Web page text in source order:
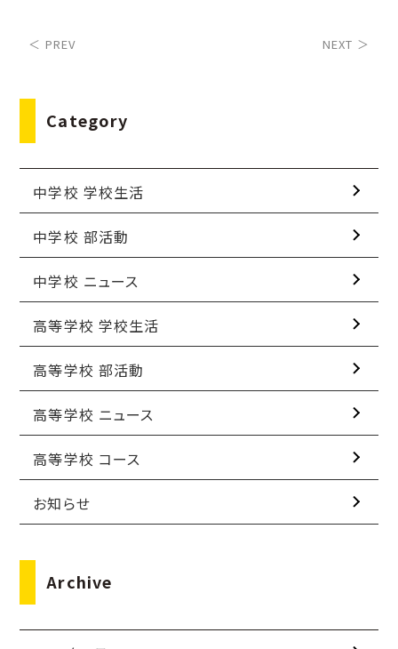
＜ PREV NEXT ＞
Category
中学校 学校生活
中学校 部活動
中学校 ニュース
高等学校 学校生活
高等学校 部活動
高等学校 ニュース
高等学校 コース
お知らせ
Archive